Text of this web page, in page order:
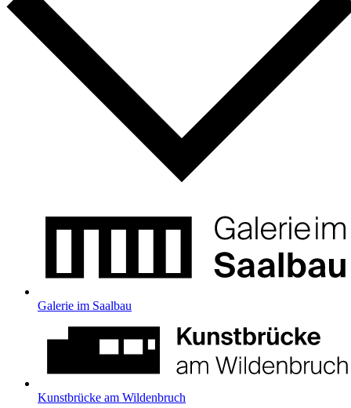
Galerie im Saalbau
Kunstbrücke am Wildenbruch